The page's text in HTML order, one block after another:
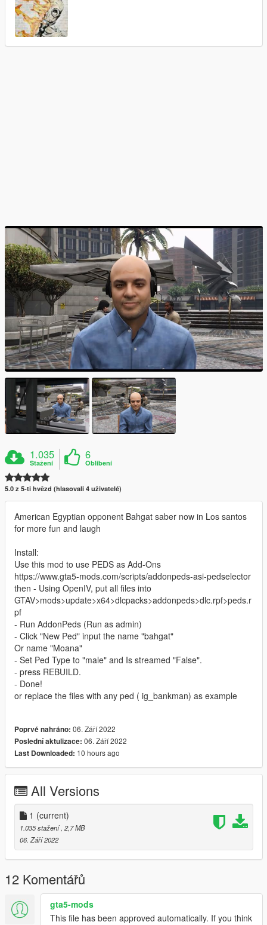
1.035
Stažení
6
Oblíbení
5.0 z 5-ti hvězd (hlasovali 4 uživatelé)
American Egyptian opponent Bahgat saber now in Los santos
for more fun and laugh
Install:
Use this mod to use PEDS as Add-Ons
https://www.gta5-mods.com/scripts/addonpeds-asi-pedselector
then - Using OpenIV, put all files into
GTAV>mods>update>x64>dlcpacks>addonpeds>dlc.rpf>peds.r
pf
- Run AddonPeds (Run as admin)
- Click "New Ped" input the name "bahgat"
Or name "Moana"
- Set Ped Type to "male" and Is streamed "False".
- press REBUILD.
- Done!
or replace the files with any ped ( ig_bankman) as example
Poprvé nahráno: 06. Září 2022
Poslední aktulizace: 06. Září 2022
Last Downloaded: 10 hours ago
All Versions
1 (current)
1.035 stažení , 2,7 MB
06. Září 2022
12 Komentářů
gta5-mods
This file has been approved automatically. If you think